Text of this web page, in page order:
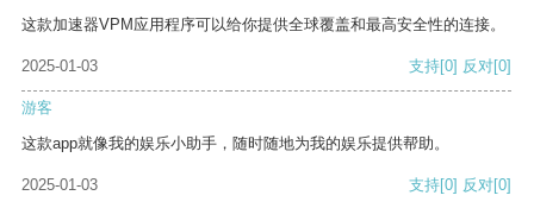
这款加速器VPM应用程序可以给你提供全球覆盖和最高安全性的连接。
2025-01-03 支持[0] 反对[0]
游客
这款app就像我的娱乐小助手，随时随地为我的娱乐提供帮助。
2025-01-03 支持[0] 反对[0]